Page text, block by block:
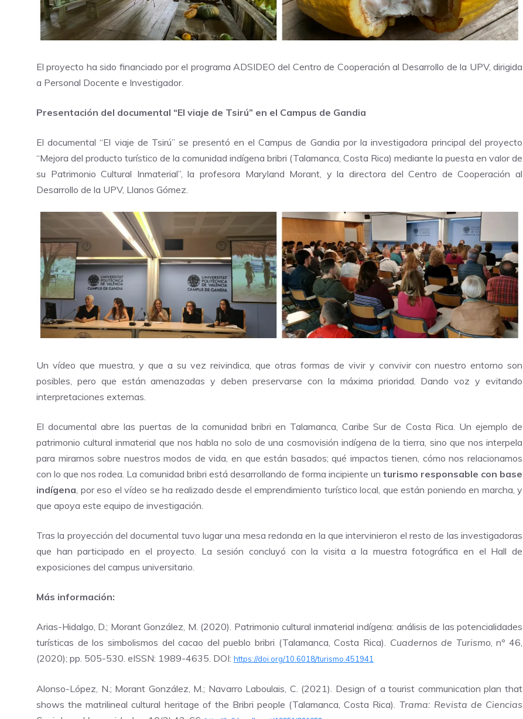
El proyecto ha sido financiado por el programa ADSIDEO del Centro de Cooperación al Desarrollo de la UPV, dirigida
a Personal Docente e Investigador.
Presentación del documental “El viaje de Tsirú” en el Campus de Gandia
El documental “El viaje de Tsirú” se presentó en el Campus de Gandia por la investigadora principal del proyecto
“Mejora del producto turístico de la comunidad indígena bribri (Talamanca, Costa Rica) mediante la puesta en valor de
su Patrimonio Cultural Inmaterial”, la profesora Maryland Morant, y la directora del Centro de Cooperación al
Desarrollo de la UPV, Llanos Gómez.
Un vídeo que muestra, y que a su vez reivindica, que otras formas de vivir y convivir con nuestro entorno son
posibles, pero que están amenazadas y deben preservarse con la máxima prioridad. Dando voz y evitando
interpretaciones externas.
El documental abre las puertas de la comunidad bribri en Talamanca, Caribe Sur de Costa Rica. Un ejemplo de
patrimonio cultural inmaterial que nos habla no solo de una cosmovisión indígena de la tierra, sino que nos interpela
para mirarnos sobre nuestros modos de vida, en que están basados; qué impactos tienen, cómo nos relacionamos
con lo que nos rodea. La comunidad bribri está desarrollando de forma incipiente un turismo responsable con base
indígena , por eso el vídeo se ha realizado desde el emprendimiento turístico local, que están poniendo en marcha, y
que apoya este equipo de investigación.
Tras la proyección del documental tuvo lugar una mesa redonda en la que intervinieron el resto de las investigadoras
que han participado en el proyecto. La sesión concluyó con la visita a la muestra fotográfica en el Hall de
exposiciones del campus universitario.
Más información:
Arias-Hidalgo, D.; Morant González, M. (2020). Patrimonio cultural inmaterial indígena: análisis de las potencialidades
turísticas de los simbolismos del cacao del pueblo bribri (Talamanca, Costa Rica). Cuadernos de Turismo, nº 46,
(2020); pp. 505-530. eISSN: 1989-4635. DOI: https://doi.org/10.6018/turismo.451941
Alonso-López, N.; Morant González, M.; Navarro Laboulais, C. (2021). Design of a tourist communication plan that
shows the matrilineal cultural heritage of the Bribri people (Talamanca, Costa Rica). Trama: Revista de Ciencias